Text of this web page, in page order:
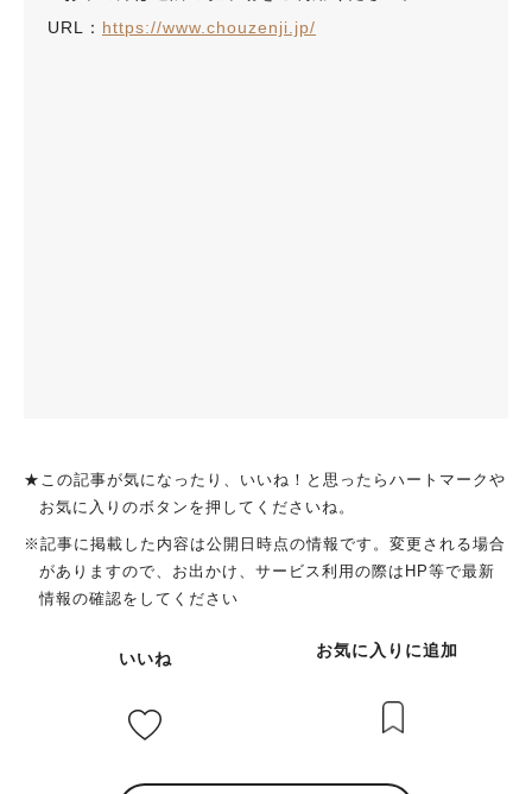
URL： https://www.chouzenji.jp/
★この記事が気になったり、いいね！と思ったらハートマークや
お気に入りのボタンを押してくださいね。
※記事に掲載した内容は公開日時点の情報です。変更される場合
がありますので、お出かけ、サービス利用の際はHP等で最新
情報の確認をしてください
いいね お気に入りに追加